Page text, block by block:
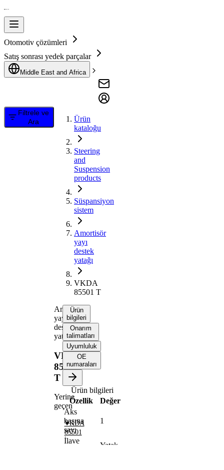
Otomotiv çözümleri
Satış sonrası yedek parçalar
Middle East and Africa
Filtrele ve
Ara
Ürün
kataloğu
Steering
and
Suspension
products
Süspansiyon
sistem
Amortisör
yayı
destek
yatağı
VKDA
85501 T
Amortisör
yayı
destek
yatağı
VKDA
85501
T
Yerine
geçen
VKDA
85501
Ürün
bilgileri
Onarım
talimatları
Uyumluluk
OE
numaraları
Ürün bilgileri
Özellik
Değer
Aks
başına
sayı
1
İlave
Yatak